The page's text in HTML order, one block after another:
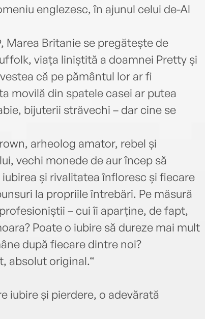
englezesc, în ajunul celui de-Al
Marea Britanie se pregătește de
viața liniștită a doamnei Pretty și
că pe pământul lor ar fi
movilă din spatele casei ar putea
bijuterii străvechi – dar cine se
arheolog amator, rebel și
vechi monede de aur încep să
și rivalitatea înfloresc și fiecare
la propriile întrebări. Pe măsură
– cui îi aparține, de fapt,
Poate o iubire să dureze mai mult
după fiecare dintre noi?
absolut original.“
iubire și pierdere, o adevărată